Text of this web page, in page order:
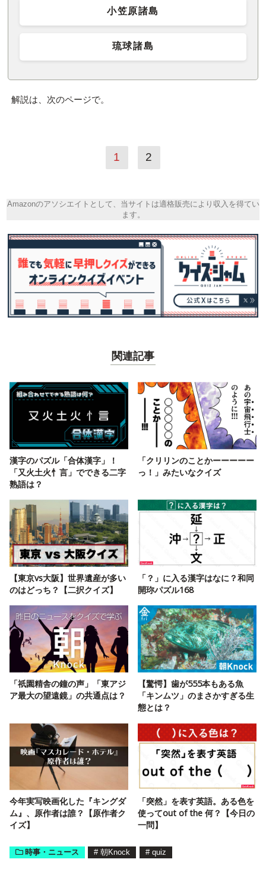
小笠原諸島
琉球諸島
解説は、次のページで。
1 2
Amazonのアソシエイトとして、当サイトは適格販売により収入を得てい
ます。
関連記事
漢字のパズル「合体漢字」！
「又火土火忄言」でできる二字
熟語は？
「クリリンのことかーーーーー
っ！」みたいなクイズ
【東京vs大阪】世界遺産が多い
のはどっち？【二択クイズ】
「？」に入る漢字はなに？和同
開珎パズル168
「祇園精舎の鐘の声」「東アジ
ア最大の望遠鏡」の共通点は？
【驚愕】歯が555本もある魚
「キンムツ」のまさかすぎる生
態とは？
今年実写映画化した『キングダ
ム』、原作者は誰？【原作者ク
イズ】
「突然」を表す英語。ある色を
使ってout of the 何？【今日の
一問】
時事・ニュース # 朝Knock # quiz